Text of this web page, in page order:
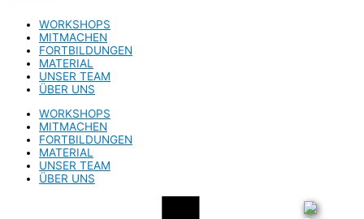
WORKSHOPS
MITMACHEN
FORTBILDUNGEN
MATERIAL
UNSER TEAM
ÜBER UNS
WORKSHOPS
MITMACHEN
FORTBILDUNGEN
MATERIAL
UNSER TEAM
ÜBER UNS